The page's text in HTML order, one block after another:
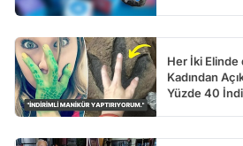
Her İki Elinde
Kadından
Yüzde 40